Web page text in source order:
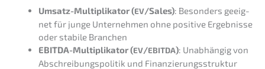
Umsatz-Multi­pli­ka­tor (EV/Sales): Beson­ders geeig­
net für junge Unter­neh­men ohne positi­ve Ergeb­nis­se
oder stabi­le Branchen
EBITDA-Multi­pli­ka­tor (EV/EBITDA): Unabhän­gig von
Abschrei­bungs­po­li­tik und Finanzierungsstruktur